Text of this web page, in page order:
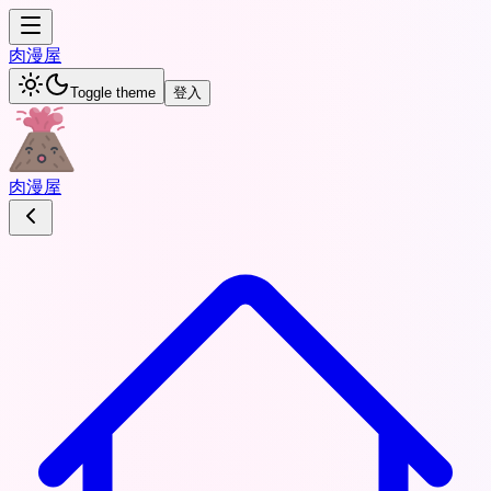
肉漫屋
Toggle theme 登入
肉漫屋